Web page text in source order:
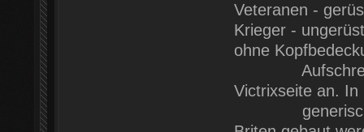
Veteranen -
Krieger -
ohne
Aufschrei "
Victrixseite an. In
generisch